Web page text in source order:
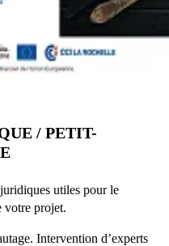
/ PETIT-
utiles pour le
votre projet.
Intervention d’experts